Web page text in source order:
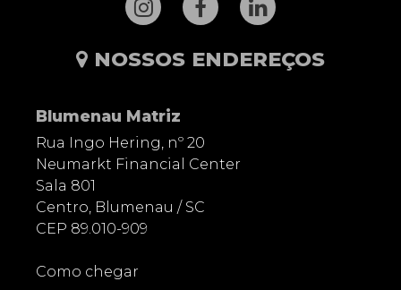
NOSSOS ENDEREÇOS
Blumenau Matriz
Rua Ingo Hering, nº 20
Neumarkt Financial Center
Sala 801
Centro, Blumenau / SC
CEP 89.010-909
Como chegar